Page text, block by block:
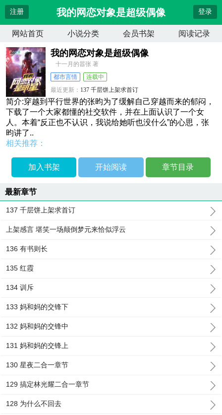
注册 我的网恋对象是超级偶像 登录
网站首页 小说分类 会员书架 阅读记录
我的网恋对象是超级偶像
十一月的嚣张 著
都市言情
连载中
最近更新： 137 千层饼上架求首订
更新时间：2026-04-12 20:53:57
简介:穿越到平行世界的张昀为了缓解自己穿越而来的郁闷，
下载了一个大家都懂的社交软件，并在上面认识了一个女
人。本着“反正也不认识，我说给她听也没什么”的心思，张
昀讲了..
相关推荐：
加入书架 开始阅读 章节目录
最新章节
137 千层饼上架求首订
上架感言 堪笑一场颠倒梦元来恰似浮云
136 有书则长
135 红霞
134 训斥
133 妈和妈的交锋下
132 妈和妈的交锋中
131 妈和妈的交锋上
130 星夜二合一章节
129 搞定林光耀二合一章节
128 为什么不回去